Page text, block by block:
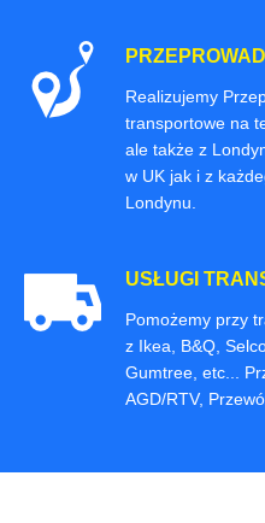
Realizujemy
transportowe na
ale także z
w UK jak i z
Londynu.
USŁUGI
Pomożemy przy
z Ikea, B&Q,
Gumtree, etc...
AGD/RTV,